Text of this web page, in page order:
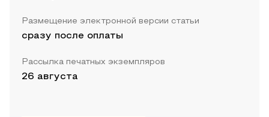
Размещение электронной версии статьи
сразу после оплаты
Рассылка печатных экземпляров
26 августа